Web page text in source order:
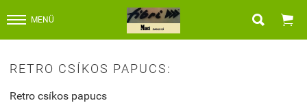
MENÜ  
RETRO CSÍKOS PAPUCS:
Retro csíkos papucs